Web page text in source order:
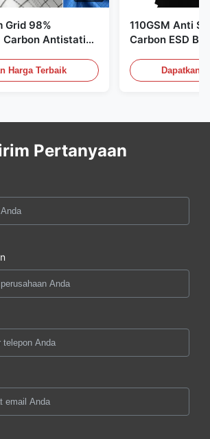
Grid 98%
Carbon Antistatic
Harga Terbaik
110GSM Anti
Carbon ESD
Dapatkan
Pertanyaan